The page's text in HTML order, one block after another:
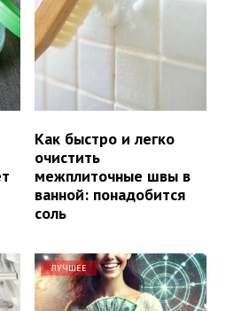
Как быстро и легко
очистить
межплиточные швы в
ванной: понадобится
соль
ЛУЧШЕЕ